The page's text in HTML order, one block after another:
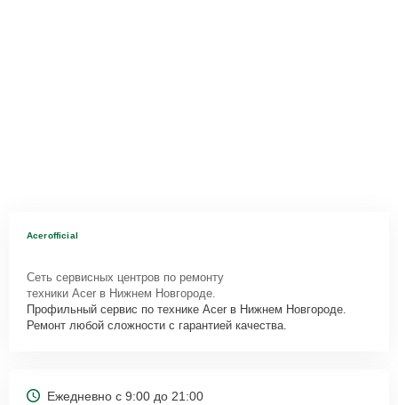
Acerofficial
Сеть сервисных центров по ремонту
техники Acer в Нижнем Новгороде.
Профильный сервис по технике Acer в Нижнем Новгороде.
Ремонт любой сложности с гарантией качества.
Ежедневно с 9:00 до 21:00